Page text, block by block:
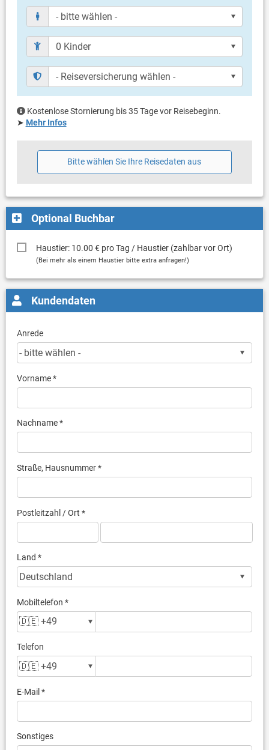
Kostenlose Stornierung bis 35 Tage vor Reisebeginn.
➤ Mehr Infos
Bitte wählen Sie Ihre Reisedaten aus
Optional Buchbar
Haustier: 10.00 € pro Tag / Haustier (zahlbar vor Ort)
(Bei mehr als einem Haustier bitte extra anfragen!)
Kundendaten
Anrede
Vorname *
Nachname *
Straße, Hausnummer *
Postleitzahl / Ort *
Land *
Mobiltelefon *
Telefon
E-Mail *
Sonstiges